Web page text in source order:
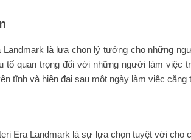
là lựa chọn lý tưởng cho những
quan trọng đối với những người làm việc
tĩnh và hiện đại sau một ngày làm việc căng
Era Landmark là sự lựa chọn tuyệt vời